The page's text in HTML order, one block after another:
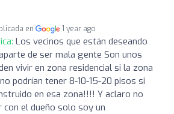
en 1 year ago
Los vecinos que están deseando
de ser mala gente Son unos
vivir en zona residencial si la zona
podrían tener 8-10-15-20 pisos si
en esa zona!!!! Y aclaro no
con el dueño solo soy un